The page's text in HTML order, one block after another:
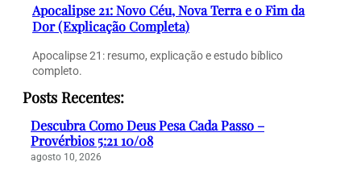
Apocalipse 21: Novo Céu, Nova Terra e o Fim da
Dor (Explicação Completa)
Apocalipse 21: resumo, explicação e estudo bíblico
completo.
Posts Recentes:
Descubra Como Deus Pesa Cada Passo –
Provérbios 5:21 10/08
agosto 10, 2026